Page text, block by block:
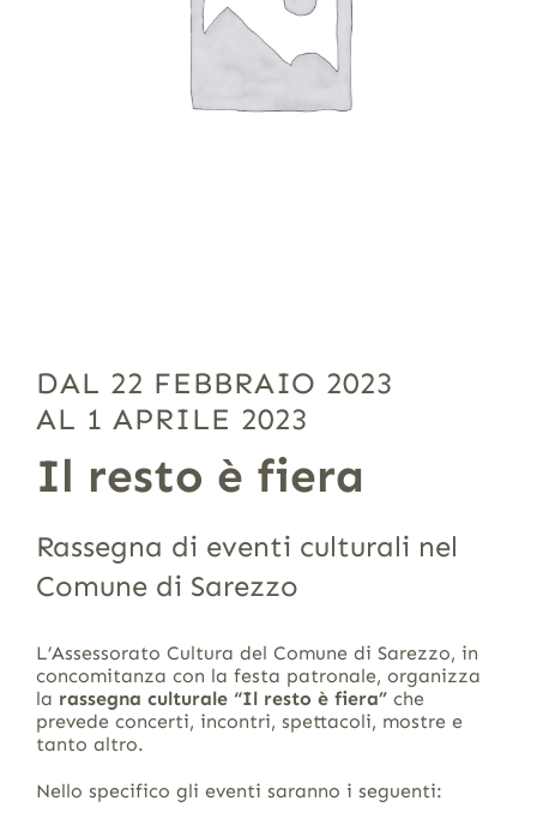
DAL 22 FEBBRAIO 2023
AL 1 APRILE 2023
Il resto è fiera
Rassegna di eventi culturali nel
Comune di Sarezzo
L’Assessorato Cultura del Comune di Sarezzo, in
concomitanza con la festa patronale, organizza
la rassegna culturale “Il resto è fiera”che
prevede concerti, incontri, spettacoli, mostre e
tanto altro.
Nello specifico gli eventi saranno i seguenti: